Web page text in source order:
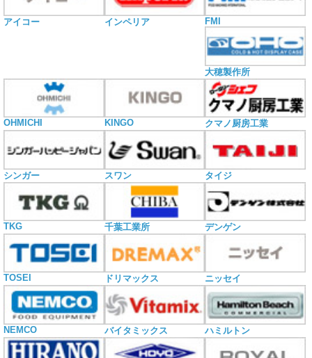
アイコー インペリア FMI
大穂製作所
OHMICHI KINGO クマノ厨房工業
シンガー スワン タイジ
TKG 千葉工業所 デンゲン
TOSEI ドリマックス ニッセイ
NEMCO バイタミックス ハミルトン